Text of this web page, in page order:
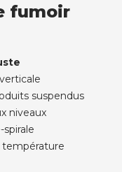
fumoir
suspendus
niveaux